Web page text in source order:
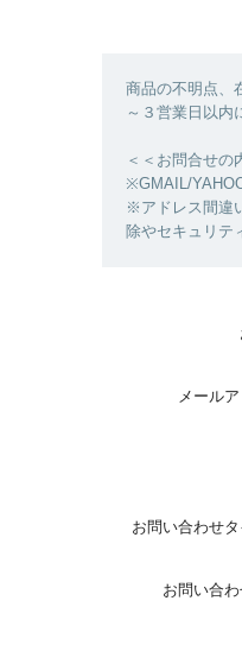
商品の不明点、
～３営業日以内
＜＜お問合せの
※GMAIL/
※アドレス間違
除やセキュリテ
メール
お問い合わせ
お問い合